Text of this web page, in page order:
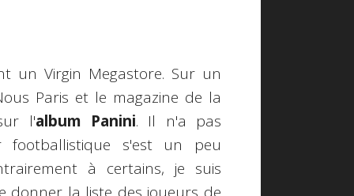
un Virgin Megastore. Sur un
Paris et le magazine de la
l'album Panini. Il n'a pas
footballistique s'est un peu
à certains, je suis
donner la liste des joueurs de